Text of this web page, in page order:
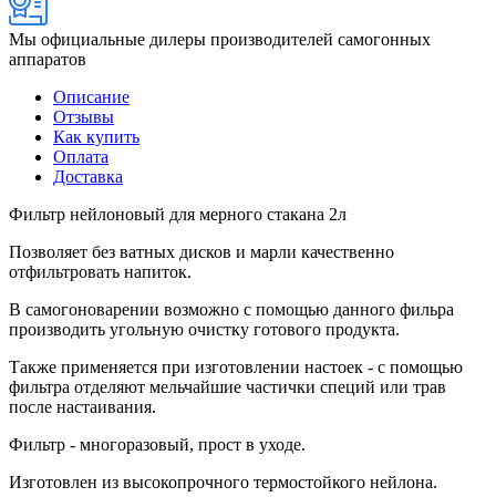
Мы официальные дилеры производителей самогонных
аппаратов
Описание
Отзывы
Как купить
Оплата
Доставка
Фильтр нейлоновый для мерного стакана 2л
Позволяет без ватных дисков и марли качественно
отфильтровать напиток.
В самогоноварении возможно с помощью данного фильра
производить угольную очистку готового продукта.
Также применяется при изготовлении настоек - с помощью
фильтра отделяют мельчайшие частички специй или трав
после настаивания.
Фильтр - многоразовый, прост в уходе.
Изготовлен из высокопрочного термостойкого нейлона.